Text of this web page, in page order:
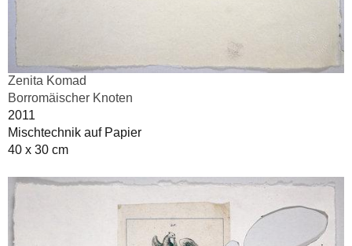
Zenita Komad
Borromäischer Knoten
2011
Mischtechnik auf Papier
40 x 30 cm